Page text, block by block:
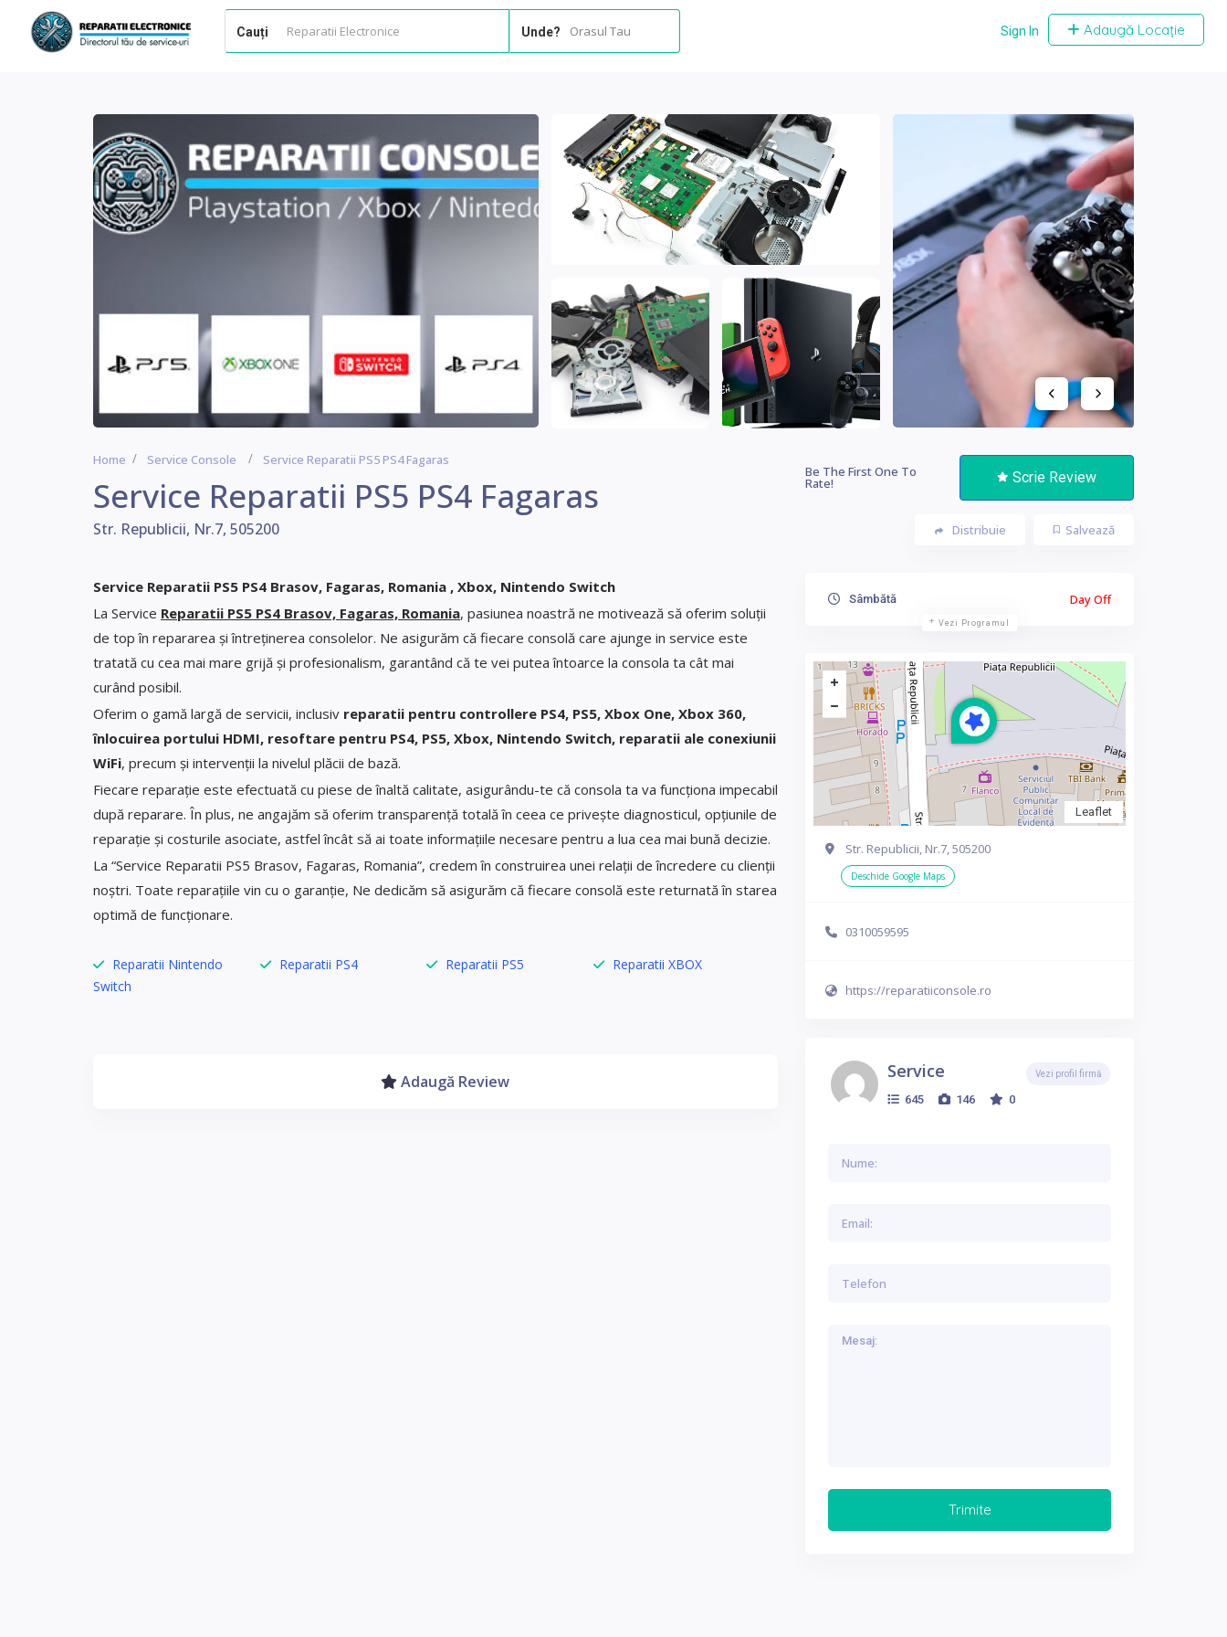
Cauți Unde? Orasul Tau Sign In Adaugă Locație
Home Service Console Service Reparatii PS5 PS4 Fagaras
Service Reparatii PS5 PS4 Fagaras
Str. Republicii, Nr.7, 505200
Be The First One To
Rate! Scrie Review
Salvează
Distribuie
Service Reparatii PS5 PS4 Brasov, Fagaras, Romania , Xbox, Nintendo Switch
La Service Reparatii PS5 PS4 Brasov, Fagaras, Romania, pasiunea noastră ne motivează să oferim soluții
de top în repararea și întreținerea consolelor. Ne asigurăm că fiecare consolă care ajunge in service este
tratată cu cea mai mare grijă și profesionalism, garantând că te vei putea întoarce la consola ta cât mai
curând posibil.
Oferim o gamă largă de servicii, inclusiv reparatii pentru controllere PS4, PS5, Xbox One, Xbox 360,
înlocuirea portului HDMI, resoftare pentru PS4, PS5, Xbox, Nintendo Switch, reparatii ale conexiunii
WiFi, precum și intervenții la nivelul plăcii de bază.
Fiecare reparație este efectuată cu piese de înaltă calitate, asigurându-te că consola ta va funcționa impecabil
după reparare. În plus, ne angajăm să oferim transparență totală în ceea ce privește diagnosticul, opțiunile de
reparație și costurile asociate, astfel încât să ai toate informațiile necesare pentru a lua cea mai bună decizie.
La “Service Reparatii PS5 Brasov, Fagaras, Romania”, credem în construirea unei relații de încredere cu clienții
noștri. Toate reparațiile vin cu o garanție, Ne dedicăm să asigurăm că fiecare consolă este returnată în starea
optimă de funcționare.
Reparatii Nintendo
Switch
Reparatii PS4 Reparatii PS5 Reparatii XBOX
Adaugă Review
Sâmbătă Day Off
Vezi Programul
Leaflet
Str. Republicii, Nr.7, 505200
Deschide Google Maps
0310059595
https://reparatiiconsole.ro
Service
645 146 0
Vezi profil firmă